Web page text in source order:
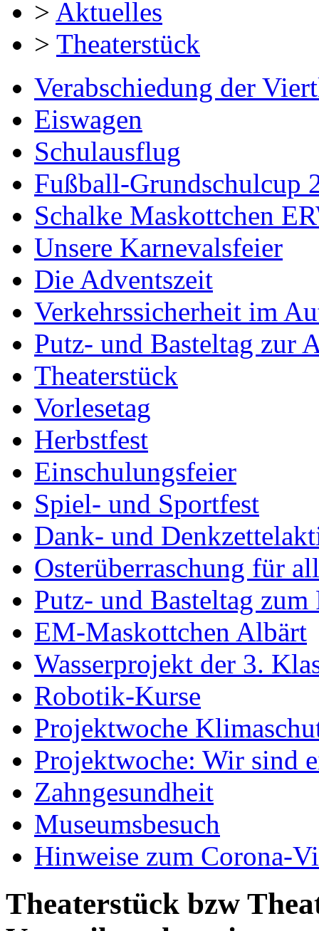
> Aktuelles
> Theaterstück
Verabschiedung der
Eiswagen
Schulausflug
Fußball-Grundschulcup
Schalke Maskottchen
Unsere Karnevalsfeier
Die Adventszeit
Verkehrssicherheit im
Putz- und Basteltag zur
Theaterstück
Vorlesetag
Herbstfest
Einschulungsfeier
Spiel- und Sportfest
Dank- und
Osterüberraschung für
Putz- und Basteltag
EM-Maskottchen Albärt
Wasserprojekt der 3.
Robotik-Kurse
Projektwoche
Projektwoche: Wir sind
Zahngesundheit
Museumsbesuch
Hinweise zum Corona-
Theaterstück bzw